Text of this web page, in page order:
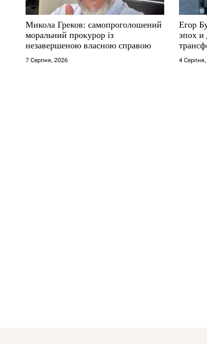
Микола Греков: самопроголошений
моральний прокурор із
незавершеною власною справою
7 Серпня, 2026
Егор
эпох и
4